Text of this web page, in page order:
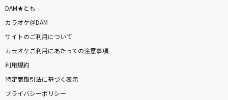
DAM★とも
カラオケ＠DAM
サイトのご利用について
カラオケご利用にあたっての注意事項
利用規約
特定商取引法に基づく表示
プライバシーポリシー